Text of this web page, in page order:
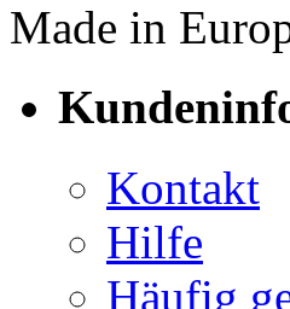
Made in
Kontakt
Hilfe
Häufig